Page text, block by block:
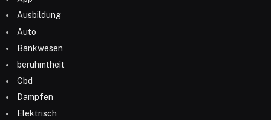
Ausbildung
Auto
Bankwesen
beruhmtheit
Cbd
Dampfen
Elektrisch